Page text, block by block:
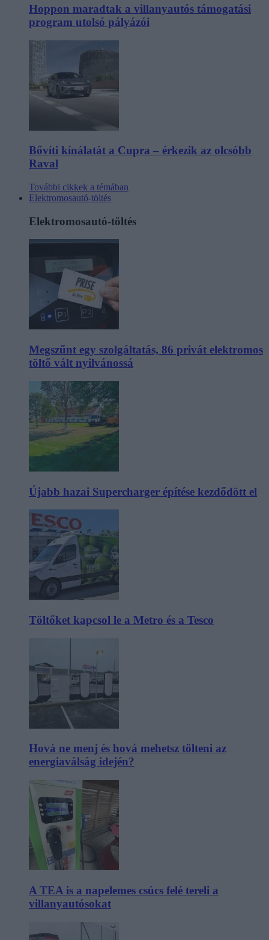
Hoppon maradtak a villanyautós támogatási
program utolsó pályázói
Bővíti kínálatát a Cupra – érkezik az olcsóbb
Raval
További cikkek a témában
Elektromosautó-töltés
Elektromosautó-töltés
Megszűnt egy szolgáltatás, 86 privát elektromos
töltő vált nyilvánossá
Újabb hazai Supercharger építése kezdődött el
Töltőket kapcsol le a Metro és a Tesco
Hová ne menj és hová mehetsz tölteni az
energiaválság idején?
A TEA is a napelemes csúcs felé tereli a
villanyautósokat